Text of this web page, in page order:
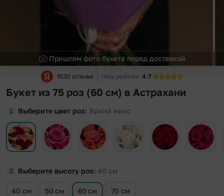
Пришлем фото букета перед доставкой
9132 отзыва Наш рейтинг 4.7
Букет из 75 роз (60 см) в Астрахани
Выберите цвет роз Яркий микс
Выберите высоту роз 40 см
40 см 50 см 60 см 70 см